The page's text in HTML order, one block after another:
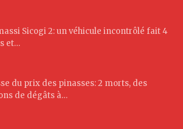
Sicogi 2: un véhicule incontrôlé fait 4
et…
du prix des pinasses: 2 morts, des
de dégâts à…